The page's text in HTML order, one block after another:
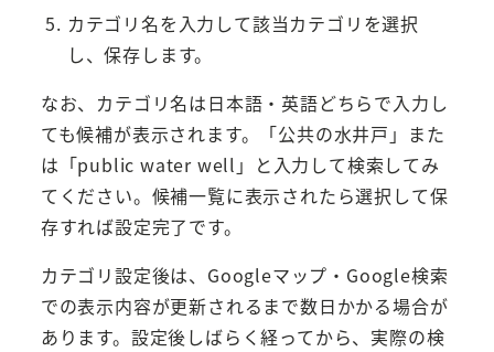
カテゴリ名を入力して該当カテゴリを選択
し、保存します。
なお、カテゴリ名は日本語・英語どちらで入力し
ても候補が表示されます。「公共の水井戸」また
は「public water well」と入力して検索してみ
てください。候補一覧に表示されたら選択して保
存すれば設定完了です。
カテゴリ設定後は、Googleマップ・Google検索
での表示内容が更新されるまで数日かかる場合が
あります。設定後しばらく経ってから、実際の検